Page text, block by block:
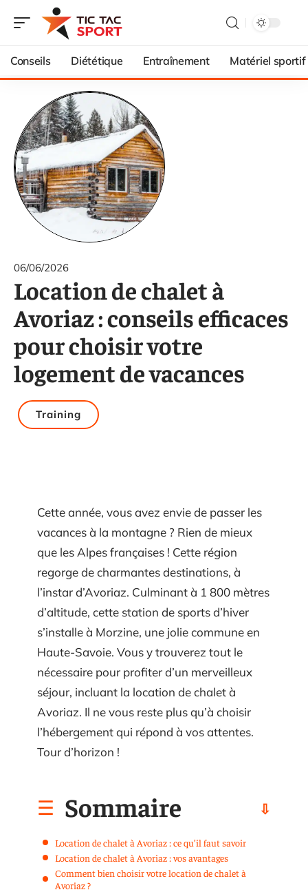
Conseils Diététique Entraînement Matériel sportif
06/06/2026
Location de chalet à
Avoriaz : conseils efficaces
pour choisir votre
logement de vacances
Training
Cette année, vous avez envie de passer les
vacances à la montagne ? Rien de mieux
que les Alpes françaises ! Cette région
regorge de charmantes destinations, à
l’instar d’Avoriaz. Culminant à 1 800 mètres
d’altitude, cette station de sports d’hiver
s’installe à Morzine, une jolie commune en
Haute-Savoie. Vous y trouverez tout le
nécessaire pour profiter d’un merveilleux
séjour, incluant la location de chalet à
Avoriaz. Il ne vous reste plus qu’à choisir
l’hébergement qui répond à vos attentes.
Tour d’horizon !
Sommaire
Location de chalet à Avoriaz : ce qu’il faut savoir
Location de chalet à Avoriaz : vos avantages
Comment bien choisir votre location de chalet à
Avoriaz ?